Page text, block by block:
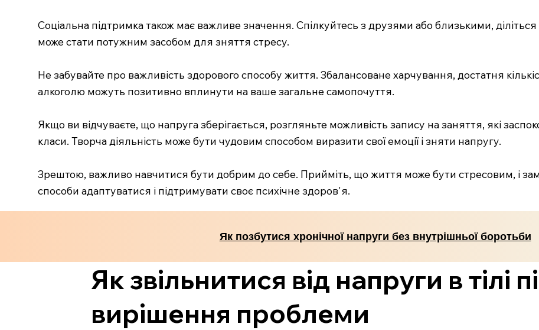
Соціальна підтримка також має важливе значення. Спілкуйтесь з друзями або близькими,
може стати потужним засобом для зняття стресу.
Не забувайте про важливість здорового способу життя. Збалансоване харчування, достатня
алкоголю можуть позитивно вплинути на ваше загальне самопочуття.
Якщо ви відчуваєте, що напруга зберігається, розгляньте можливість запису на заняття, які
класи. Творча діяльність може бути чудовим способом виразити свої емоції і зняти напругу.
Зрештою, важливо навчитися бути добрим до себе. Прийміть, що життя може бути стресовим, і
способи адаптуватися і підтримувати своє психічне здоров'я.
Як позбутися хронічної напруги без внутрішньої боротьби
Як звільнитися від напруги в тілі
вирішення проблеми